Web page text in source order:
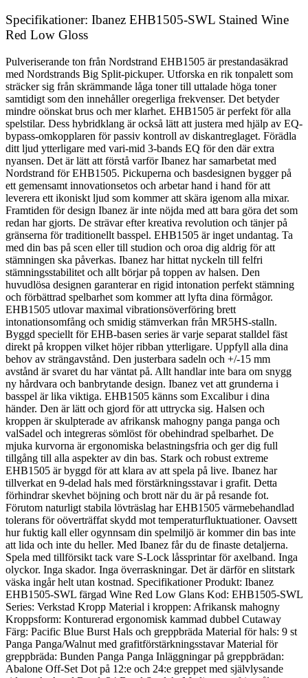
Specifikationer: Ibanez EHB1505-SWL Stained Wine
Red Low Gloss
Pulveriserande ton från Nordstrand EHB1505 är prestandasäkrad
med Nordstrands Big Split-pickuper. Utforska en rik tonpalett som
sträcker sig från skrämmande låga toner till uttalade höga toner
samtidigt som den innehåller oregerliga frekvenser. Det betyder
mindre oönskat brus och mer klarhet. EHB1505 är perfekt för alla
spelstilar. Dess hybridklang är också lätt att justera med hjälp av EQ-
bypass-omkopplaren för passiv kontroll av diskantreglaget. Förädla
ditt ljud ytterligare med vari-mid 3-bands EQ för den där extra
nyansen. Det är lätt att förstå varför Ibanez har samarbetat med
Nordstrand för EHB1505. Pickuperna och basdesignen bygger på
ett gemensamt innovationsetos och arbetar hand i hand för att
leverera ett ikoniskt ljud som kommer att skära igenom alla mixar.
Framtiden för design Ibanez är inte nöjda med att bara göra det som
redan har gjorts. De strävar efter kreativa revolution och tänjer på
gränserna för traditionellt basspel. EHB1505 är inget undantag. Ta
med din bas på scen eller till studion och oroa dig aldrig för att
stämningen ska påverkas. Ibanez har hittat nyckeln till felfri
stämningsstabilitet och allt börjar på toppen av halsen. Den
huvudlösa designen garanterar en rigid intonation perfekt stämning
och förbättrad spelbarhet som kommer att lyfta dina förmågor.
EHB1505 utlovar maximal vibrationsöverföring brett
intonationsomfång och smidig stämverkan från MR5HS-stalln.
Byggd speciellt för EHB-basen series är varje separat stalldel fäst
direkt på kroppen vilket höjer ribban ytterligare. Uppfyll alla dina
behov av strängavstånd. Den justerbara sadeln och +/-15 mm
avstånd är svaret du har väntat på. Allt handlar inte bara om snygg
ny hårdvara och banbrytande design. Ibanez vet att grunderna i
basspel är lika viktiga. EHB1505 känns som Excalibur i dina
händer. Den är lätt och gjord för att uttrycka sig. Halsen och
kroppen är skulpterade av afrikansk mahogny panga panga och
valSadel och integreras sömlöst för obehindrad spelbarhet. De
mjuka kurvorna är ergonomiska belastningsfria och ger dig full
tillgång till alla aspekter av din bas. Stark och robust extreme
EHB1505 är byggd för att klara av att spela på live. Ibanez har
tillverkat en 9-delad hals med förstärkningsstavar i grafit. Detta
förhindrar skevhet böjning och brott när du är på resande fot.
Förutom naturligt stabila lövträslag har EHB1505 värmebehandlad
tolerans för oöverträffat skydd mot temperaturfluktuationer. Oavsett
hur fuktig kall eller ogynnsam din spelmiljö är kommer din bas inte
att lida och inte du heller. Med Ibanez får du de finaste detaljerna.
Spela med tillförsikt tack vare S-Lock låssprintar för axelband. Inga
olyckor. Inga skador. Inga överraskningar. Det är därför en slitstark
väska ingår helt utan kostnad. Specifikationer Produkt: Ibanez
EHB1505-SWL färgad Wine Red Low Glans Kod: EHB1505-SWL
Series: Verkstad Kropp Material i kroppen: Afrikansk mahogny
Kroppsform: Konturerad ergonomisk kammad dubbel Cutaway
Färg: Pacific Blue Burst Hals och greppbräda Material för hals: 9 st
Panga Panga/Walnut med grafitförstärkningsstavar Material för
greppbräda: Bunden Panga Panga Inläggningar på greppbrädan:
Abalone Off-Set Dot på 12:e och 24:e greppet med självlysande